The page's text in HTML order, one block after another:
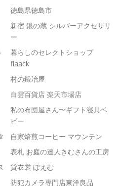
徳島県徳島市
新宿 銀の蔵 シルバーアクセサリ
ー
暮らしのセレクトショップ
flaack
村の鍛冶屋
白雲百貨店 楽天市場店
私の布団屋さん〜ギフト寝具ベ
ビー
自家焙煎コーヒー マウンテン
表札 お庭の達人きむさんの工房
貸衣裳 ぽえむ
防犯カメラ専門店東洋良品